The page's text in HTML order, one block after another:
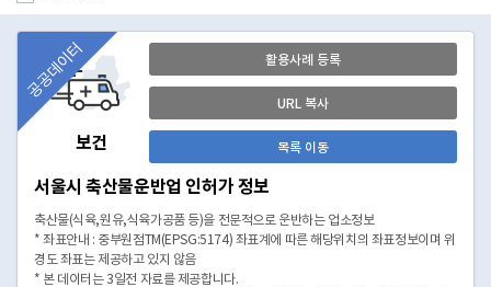
보건
공공데이터 활용사례 등록
URL 복사
목록 이동
서울시 축산물운반업 인허가 정보
축산물(식육,원유,식육가공품 등)을 전문적으로 운반하는 업소정보
* 좌표안내 : 중부원점TM(EPSG:5174) 좌표계에 따른 해당위치의 좌표정보이며 위
경도 좌표는 제공하고 있지 않음
* 본 데이터는 3일전 자료를 제공합니다.